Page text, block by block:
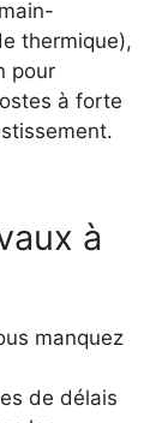
thermique),
pour
à forte
à
manquez
de délais